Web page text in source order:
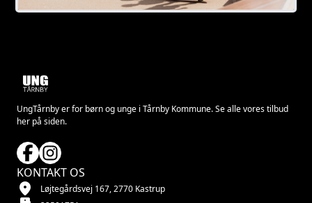
UngTårnby er for børn og unge i Tårnby Kommune. Se alle vores tilbud
her på siden.
KONTAKT OS
location_on Løjtegårdsvej 167, 2770 Kastrup